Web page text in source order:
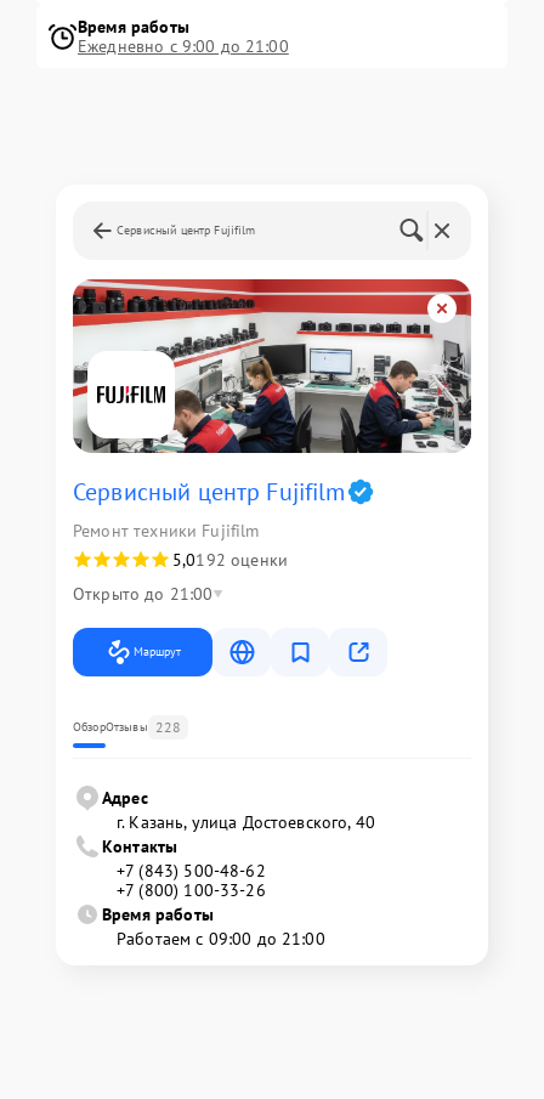
Время работы
Ежедневно с 9:00 до 21:00
Сервисный центр Fujifilm
Сервисный центр Fujifilm
Ремонт техники Fujifilm
5,0192 оценки
Открыто до 21:00
Маршрут
ОбзорОтзывы 228
Адрес
г. Казань, улица Достоевского, 40
Контакты
+7 (843) 500-48-62
+7 (800) 100-33-26
Время работы
Работаем с 09:00 до 21:00